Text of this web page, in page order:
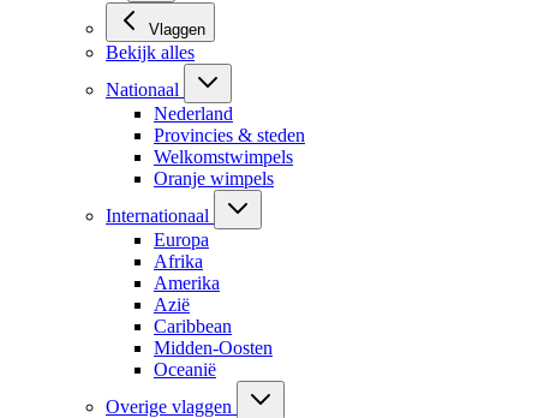
Vlaggen
Bekijk alles
Nationaal
Nederland
Provincies & steden
Welkomstwimpels
Oranje wimpels
Internationaal
Europa
Afrika
Amerika
Azië
Caribbean
Midden-Oosten
Oceanië
Overige vlaggen